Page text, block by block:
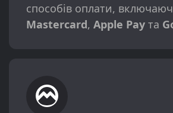
способів оплати,
Mastercard, Apple Payта